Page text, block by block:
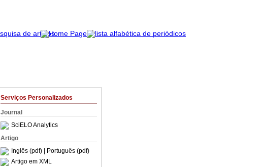
Serviços Personalizados
Journal
SciELO Analytics
Artigo
Inglês (pdf)
| Português (pdf)
Artigo em XML